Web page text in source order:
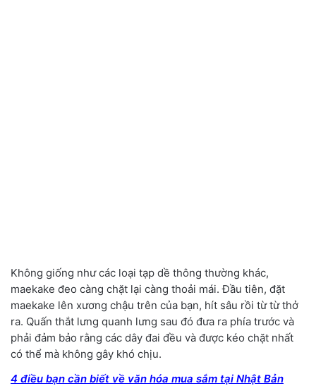
Không giống như các loại tạp dề thông thường khác,
maekake đeo càng chặt lại càng thoải mái. Đầu tiên, đặt
maekake lên xương chậu trên của bạn, hít sâu rồi từ từ thở
ra. Quấn thắt lưng quanh lưng sau đó đưa ra phía trước và
phải đảm bảo rằng các dây đai đều và được kéo chặt nhất
có thể mà không gây khó chịu.
4 điều bạn cần biết về văn hóa mua sắm tại Nhật Bản